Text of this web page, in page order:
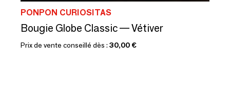
PONPON CURIOSITAS
Bougie Globe Classic — Vétiver
Prix de vente conseillé dès : 30,00 €